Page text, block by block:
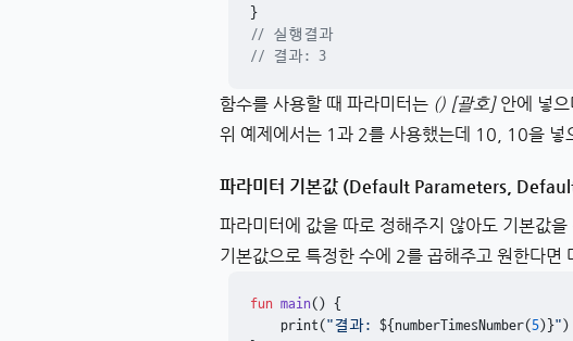
// 실행결과
// 결과: 3
함수를 사용할 때 파라미터는 () [괄호]안에 넣으
위 예제에서는 1과 2를 사용했는데 10, 10을 넣
파라미터 기본값 (Default Parameters,
파라미터에 값을 따로 정해주지 않아도 기본값
기본값으로 특정한 수에 2를 곱해주고 원한다면
fun main() {
    print(
"결과: ${numberTimesNumber(5)}" )